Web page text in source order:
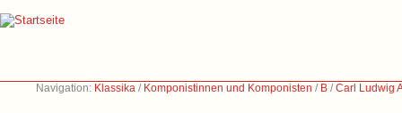
Navigation: Klassika / Komponistinnen und Komponisten / B /Carl Ludwig